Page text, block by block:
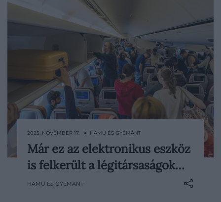
Miután több légitársaság már év elején
megtiltotta, hogy a feladott poggyászba
powerbanket vagy más,
2025. NOVEMBER 17. ● HAMU ÉS GYÉMÁNT
Már ez az elektronikus eszköz
is felkerült a légitársaságok…
HAMU ÉS GYÉMÁNT